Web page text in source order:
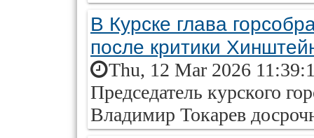
В Курске глава
после критики
Thu, 12 Mar 2026
Председатель курского
Владимир Токарев